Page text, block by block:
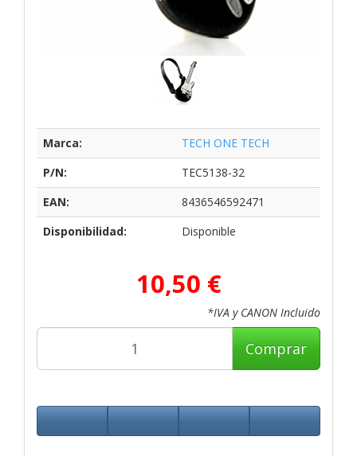
Marca:
TECH ONE TECH
P/N:
TEC5138-32
EAN:
8436546592471
Disponibilidad:
Disponible
10,50 €
*IVA y CANON Incluido
Comprar